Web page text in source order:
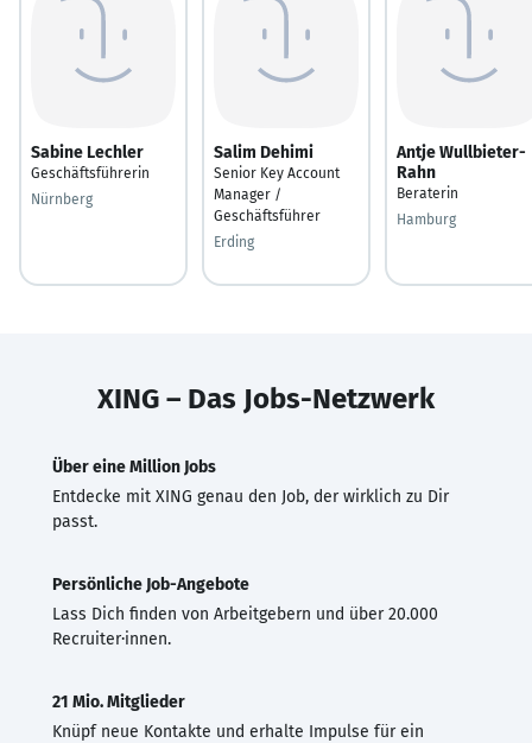
Sabine Lechler
Geschäftsführerin
Nürnberg
Salim Dehimi
Senior Key Account
Manager /
Geschäftsführer
Erding
Antje Wullbieter-
Rahn
Beraterin
Hamburg
XING – Das Jobs-Netzwerk
Über eine Million Jobs
Entdecke mit XING genau den Job, der wirklich zu Dir
passt.
Persönliche Job-Angebote
Lass Dich finden von Arbeitgebern und über 20.000
Recruiter·innen.
21 Mio. Mitglieder
Knüpf neue Kontakte und erhalte Impulse für ein